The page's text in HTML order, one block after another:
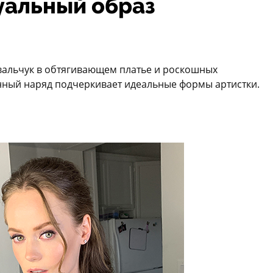
образ
в обтягивающем платье и роскошных
наряд подчеркивает идеальные формы артистки.